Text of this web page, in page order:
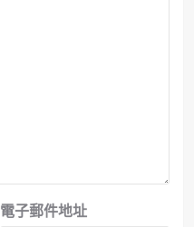
電子郵件地址